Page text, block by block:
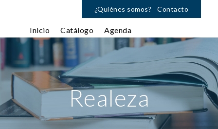
¿Quiénes somos? Contacto
Inicio Catálogo Agenda
Realeza